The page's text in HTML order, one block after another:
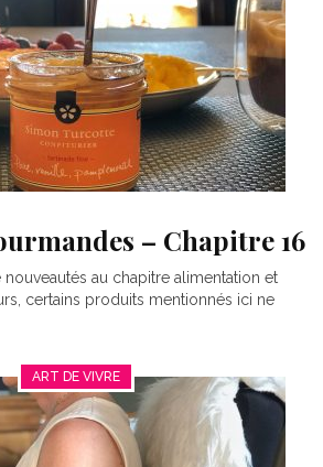
– Chapitre 16
nouveautés au chapitre alimentation et
certains produits mentionnés ici ne
ART DE VIVRE